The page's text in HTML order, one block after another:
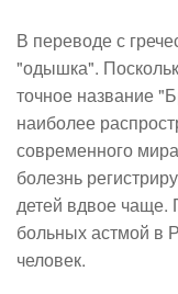
В переводе с
"одышка".
точное название
наиболее
современного
болезнь
детей вдвое
больных астмой в
человек.